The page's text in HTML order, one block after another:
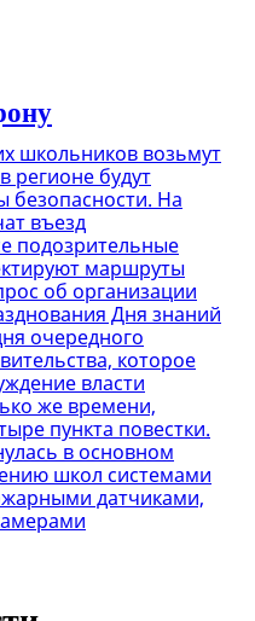
школьников возьмут
регионе будут
На
въезд
подозрительные
маршруты
об организации
Дня знаний
очередного
которое
власти
же времени,
пункта повестки.
в основном
школ системами
датчиками,